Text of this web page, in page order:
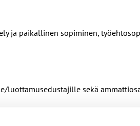
ja paikallinen sopiminen,
luottamusedustajille sekä